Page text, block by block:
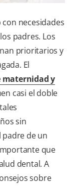
necesidades
padres. Los
prioritarios y
El
maternidad y
casi el doble
sin
padre de un
que
dental. A
sobre